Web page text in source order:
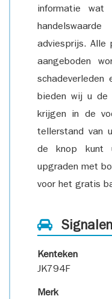
informatie wat
adviesprijs. Alle
aangeboden
schadeverleden
bieden wij u de
krijgen in de
tellerstand van
de knop kunt
upgraden met
voor het gratis
Kenteken
JK794F
Merk